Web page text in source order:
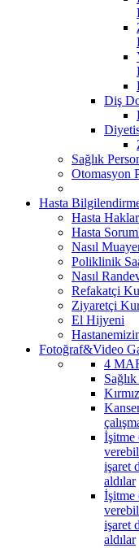
Diş
Sağlık
Otomasyon
Hasta
Hasta
Hasta
Nasıl
Poliklinik
Nasıl
Refakatçi
Ziyaretçi
El Hijyeni
Fotoğraf&Video
4
İşitme
işaret
aldılar
İşitme
işaret
aldılar